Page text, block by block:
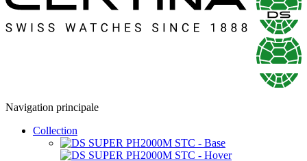
Navigation principale
Collection